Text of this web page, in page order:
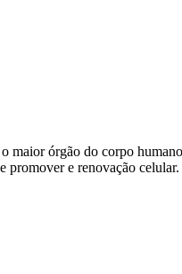
maior órgão do corpo
e promover e renovação